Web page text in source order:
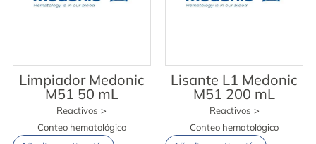
Limpiador Medonic
M51 50 mL
Reactivos >
Conteo hematológico
Lisante L1 Medonic
M51 200 mL
Reactivos >
Conteo hematológico